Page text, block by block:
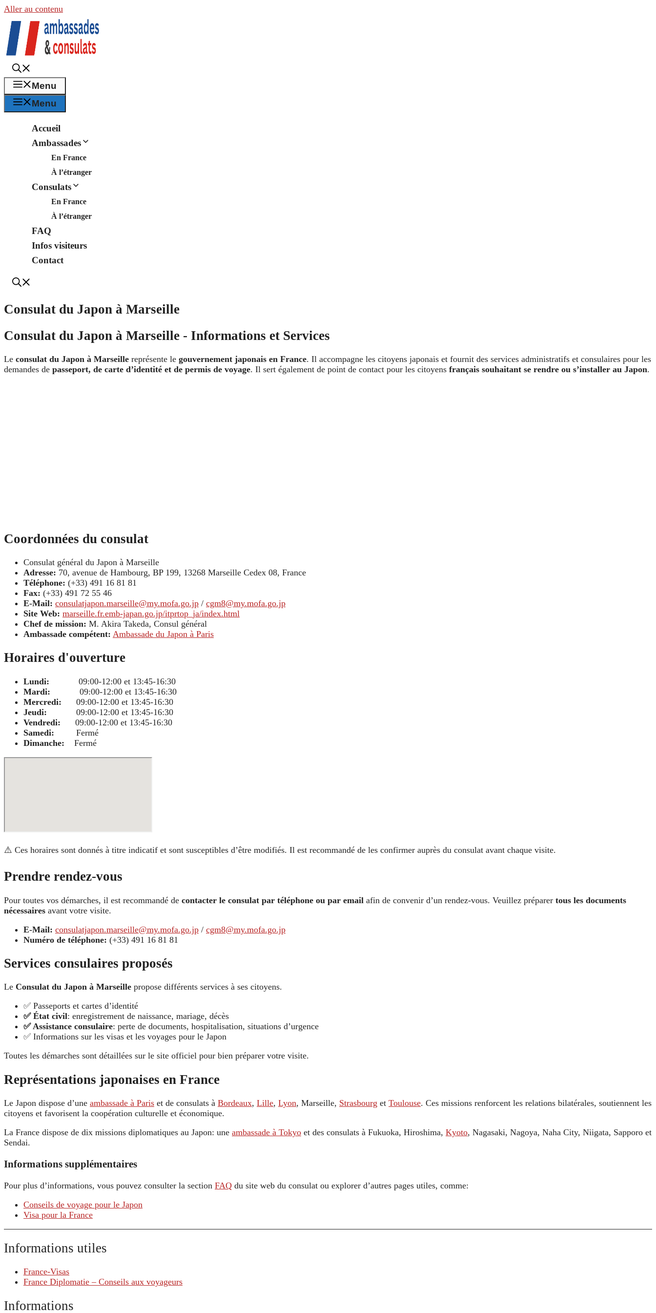
Aller au contenu
Menu
Menu
Accueil
Ambassades
En France
À l’étranger
Consulats
En France
À l’étranger
FAQ
Infos visiteurs
Contact
Consulat du Japon à Marseille
Consulat du Japon à Marseille - Informations et Services
Le consulat du Japon à Marseille représente le gouvernement japonais en France. Il accompagne les citoyens japonais et fournit des services administratifs et consulaires pour les
demandes de passeport, de carte d’identité et de permis de voyage. Il sert également de point de contact pour les citoyens français souhaitant se rendre ou s’installer au Japon.
Coordonnées du consulat
Consulat général du Japon à Marseille
Adresse: 70, avenue de Hambourg, BP 199, 13268 Marseille Cedex 08, France
Téléphone: (+33) 491 16 81 81
Fax: (+33) 491 72 55 46
E-Mail: consulatjapon.marseille@my.mofa.go.jp / cgm8@my.mofa.go.jp
Site Web: marseille.fr.emb-japan.go.jp/itprtop_ja/index.html
Chef de mission: M. Akira Takeda, Consul général
Ambassade compétent: Ambassade du Japon à Paris
Horaires d'ouverture
Lundi: 09:00-12:00 et 13:45-16:30
Mardi: 09:00-12:00 et 13:45-16:30
Mercredi: 09:00-12:00 et 13:45-16:30
Jeudi: 09:00-12:00 et 13:45-16:30
Vendredi: 09:00-12:00 et 13:45-16:30
Samedi: Fermé
Dimanche: Fermé
⚠️ Ces horaires sont donnés à titre indicatif et sont susceptibles d’être modifiés. Il est recommandé de les confirmer auprès du consulat avant chaque visite.
Prendre rendez-vous
Pour toutes vos démarches, il est recommandé de contacter le consulat par téléphone ou par email afin de convenir d’un rendez-vous. Veuillez préparer tous les documents
nécessaires avant votre visite.
E-Mail: consulatjapon.marseille@my.mofa.go.jp / cgm8@my.mofa.go.jp
Numéro de téléphone: (+33) 491 16 81 81
Services consulaires proposés
Le Consulat du Japon à Marseille propose différents services à ses citoyens.
✅ Passeports et cartes d’identité
✅ État civil: enregistrement de naissance, mariage, décès
✅ Assistance consulaire: perte de documents, hospitalisation, situations d’urgence
✅ Informations sur les visas et les voyages pour le Japon
Toutes les démarches sont détaillées sur le site officiel pour bien préparer votre visite.
Représentations japonaises en France
Le Japon dispose d’une ambassade à Paris et de consulats à Bordeaux, Lille, Lyon, Marseille, Strasbourg et Toulouse. Ces missions renforcent les relations bilatérales, soutiennent les
citoyens et favorisent la coopération culturelle et économique.
La France dispose de dix missions diplomatiques au Japon: une ambassade à Tokyo et des consulats à Fukuoka, Hiroshima, Kyoto, Nagasaki, Nagoya, Naha City, Niigata, Sapporo et
Sendai.
Informations supplémentaires
Pour plus d’informations, vous pouvez consulter la section FAQ du site web du consulat ou explorer d’autres pages utiles, comme:
Conseils de voyage pour le Japon
Visa pour la France
Informations utiles
France-Visas
France Diplomatie – Conseils aux voyageurs
Informations